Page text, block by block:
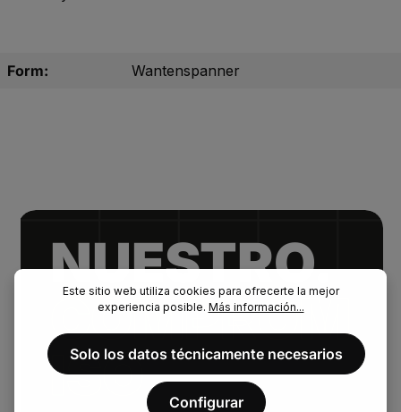
Form: Wantenspanner
NUESTRO.
COMPROM
ISO
Este sitio web utiliza cookies para ofrecerte la mejor
experiencia posible. Más información...
Solo los datos técnicamente necesarios
Configurar